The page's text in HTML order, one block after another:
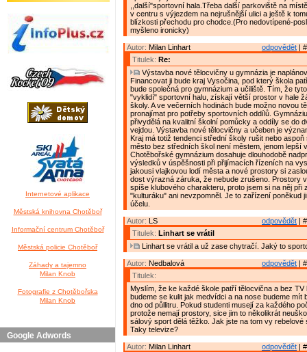
Internetové aplikace
Městská knihovna Chotěboř
Informační centrum Chotěboř
Městská policie Chotěboř
Záhady a tajemno
Milan Knob
Fotografie z Chotěbořska
Milan Knob
Google Adwords
,,další"sportovní hala.Třeba další parkoviště na
v centru s výjezdem na nejrušnější ulici a ještě k
blízkosti přechodu pro chodce.(Pro nedovtípené-
myšleno ironicky)
odpovědět |
Autor: Milan Linhart
Titulek: Re:
Výstavba nové tělocvičny u gymnázia je
Financovat ji bude kraj Vysočina, pod který škola
bude společná pro gymnázium a učiliště. Tím, že
"vyklidí" sportovní halu, získají větší prostor v hale
školy. A ve večerních hodinách bude možno novou
pronajímat pro potřeby sportovních oddílů.
přivydělá na kvalitní školní pomůcky a oddíly se do
vejdou. Výstavba nové tělocvičny a učeben je
Kraj má totiž tendenci střední školy rušit nebo aspoň
město bez středních škol není městem, jenom lepší
Chotěbořské gymnázium dosahuje dlouhodobě
výsledků v úspěšnosti při přijímacích řízeních na
jakousi vlajkovou lodí města a nové prostory si
dost výrazná záruka, že nebude zrušeno. Prostory
spíše klubového charakteru, proto jsem si na něj při
"kulturáku" ani nevzpomněl. Je to zařízení poněkud
účelu.
odpovědět |
Autor: LS
Titulek: Linhart se vrátil
Linhart se vrátil a už zase chytračí. Jaký to
odpovědět |
Autor: Nedbalová
Titulek:
Myslím, že ke každé škole patří tělocvična a bez
budeme se kulit jak medvídci a na nose budeme mít
dno od půllitru. Pokud studenti musejí za každého
protože nemají prostory, sice jim to několikrát
sálový sport dělá těžko. Jak jste na tom vy rebelové
Taky televize?
odpovědět |
Autor: Milan Linhart